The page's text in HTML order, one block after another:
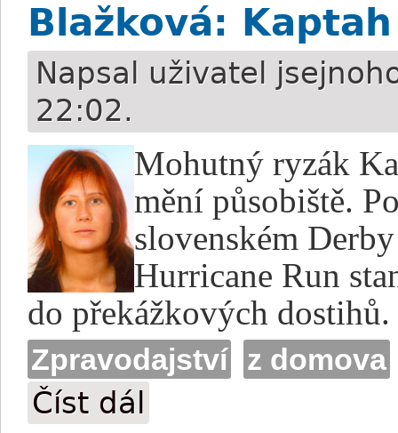
Blažková:
Napsal uživatel
22:02.
Mohutný ryzák
mění působiště.
slovenském
Hurricane Run
do překážkových dostihů.
Zpravodajství z domova
Číst dál